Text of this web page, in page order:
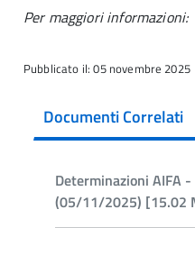
Per maggiori informazioni:
Pubblicato il: 05 novembre 2025
Documenti Correlati
Determinazioni AIFA
(05/11/2025) [15.02